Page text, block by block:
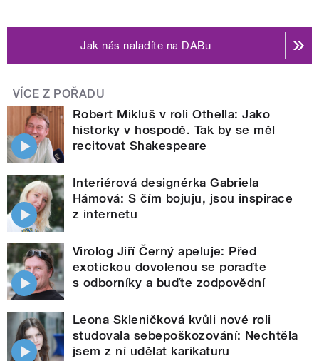
Jak nás naladíte na DABu
VÍCE Z POŘADU
Robert Mikluš v roli Othella: Jako
historky v hospodě. Tak by se měl
recitovat Shakespeare
Interiérová designérka Gabriela
Hámová: S čím bojuju, jsou inspirace
z internetu
Virolog Jiří Černý apeluje: Před
exotickou dovolenou se poraďte
s odborníky a buďte zodpovědní
Leona Skleničková kvůli nové roli
studovala sebepoškozování: Nechtěla
jsem z ní udělat karikaturu